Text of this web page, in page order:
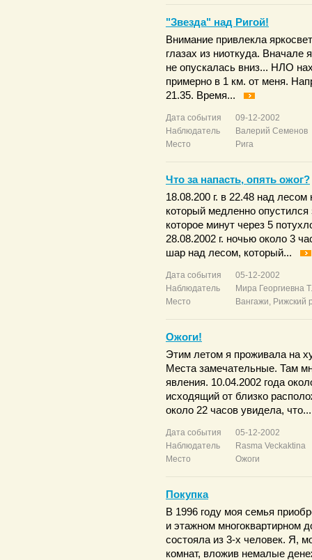
"Звезда" над Ригой!
Внимание привлекла
глазах из ниоткуда. Вначале
не опускалась вниз... НЛО
примерно в 1 км. от меня.
21.35. Время...
Дата события
09-12-2002
Наблюдатель
Валерий Семенов
Место
Рига
Что за напасть, опять ожог?
18.08.200 г. в 22.48 над
который медленно
которое минут через 5
28.08.2002 г. ночью около 3
шар над лесом, который...
Дата события
05-12-2002
Наблюдатель
Мира Георгиевна Т.
Место
Вангажи, Рижский
Ожоги!
Этим летом я проживала на
Места замечательные. Там
явления. 10.04.2002 года
исходящий от близко
около 22 часов увидела,
Дата события
05-12-2002
Наблюдатель
Rasma Veckaktina
Место
Ожоги
Покупка
В 1996 году моя семья
и этажном многоквартирном
состояла из 3-х человек. Я,
комнат, вложив немалые